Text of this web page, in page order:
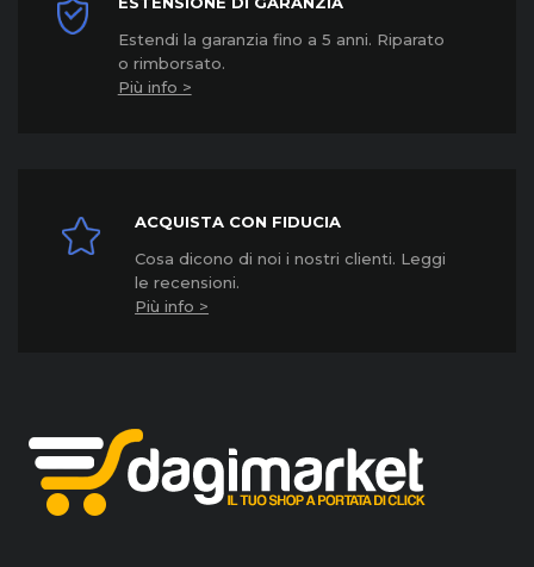
Estendi la garanzia fino a 5 anni. Riparato
o rimborsato.
Più info >
ACQUISTA CON FIDUCIA
Cosa dicono di noi i nostri clienti. Leggi
le recensioni.
Più info >